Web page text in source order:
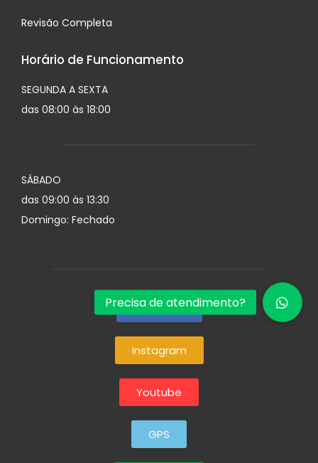
Revisão Completa
Horário de Funcionamento
SEGUNDA A SEXTA
das 08:00 às 18:00
SÁBADO
das 09:00 às 13:30
Domingo: Fechado
Facebook
Instagram
Youtube
GPS